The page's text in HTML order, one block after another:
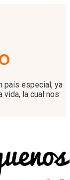
país especial, ya
vida, la cual nos